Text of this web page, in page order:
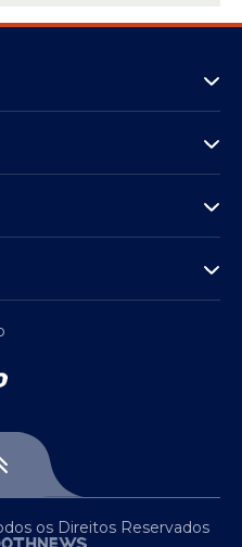
os Direitos Reservados